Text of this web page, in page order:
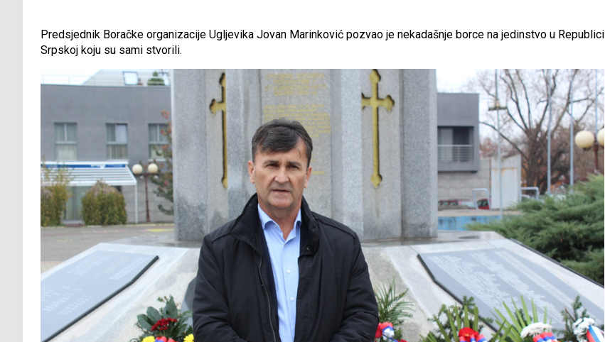
Predsjednik Boračke organizacije Ugljevika Jovan Marinković pozvao je nekadašnje borce na jedinstvo u Republici
Srpskoj koju su sami stvorili.